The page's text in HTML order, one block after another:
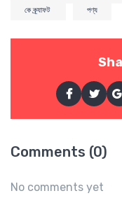
কে ক্র্যাফট
পণ্য
Comments (0)
No comments yet